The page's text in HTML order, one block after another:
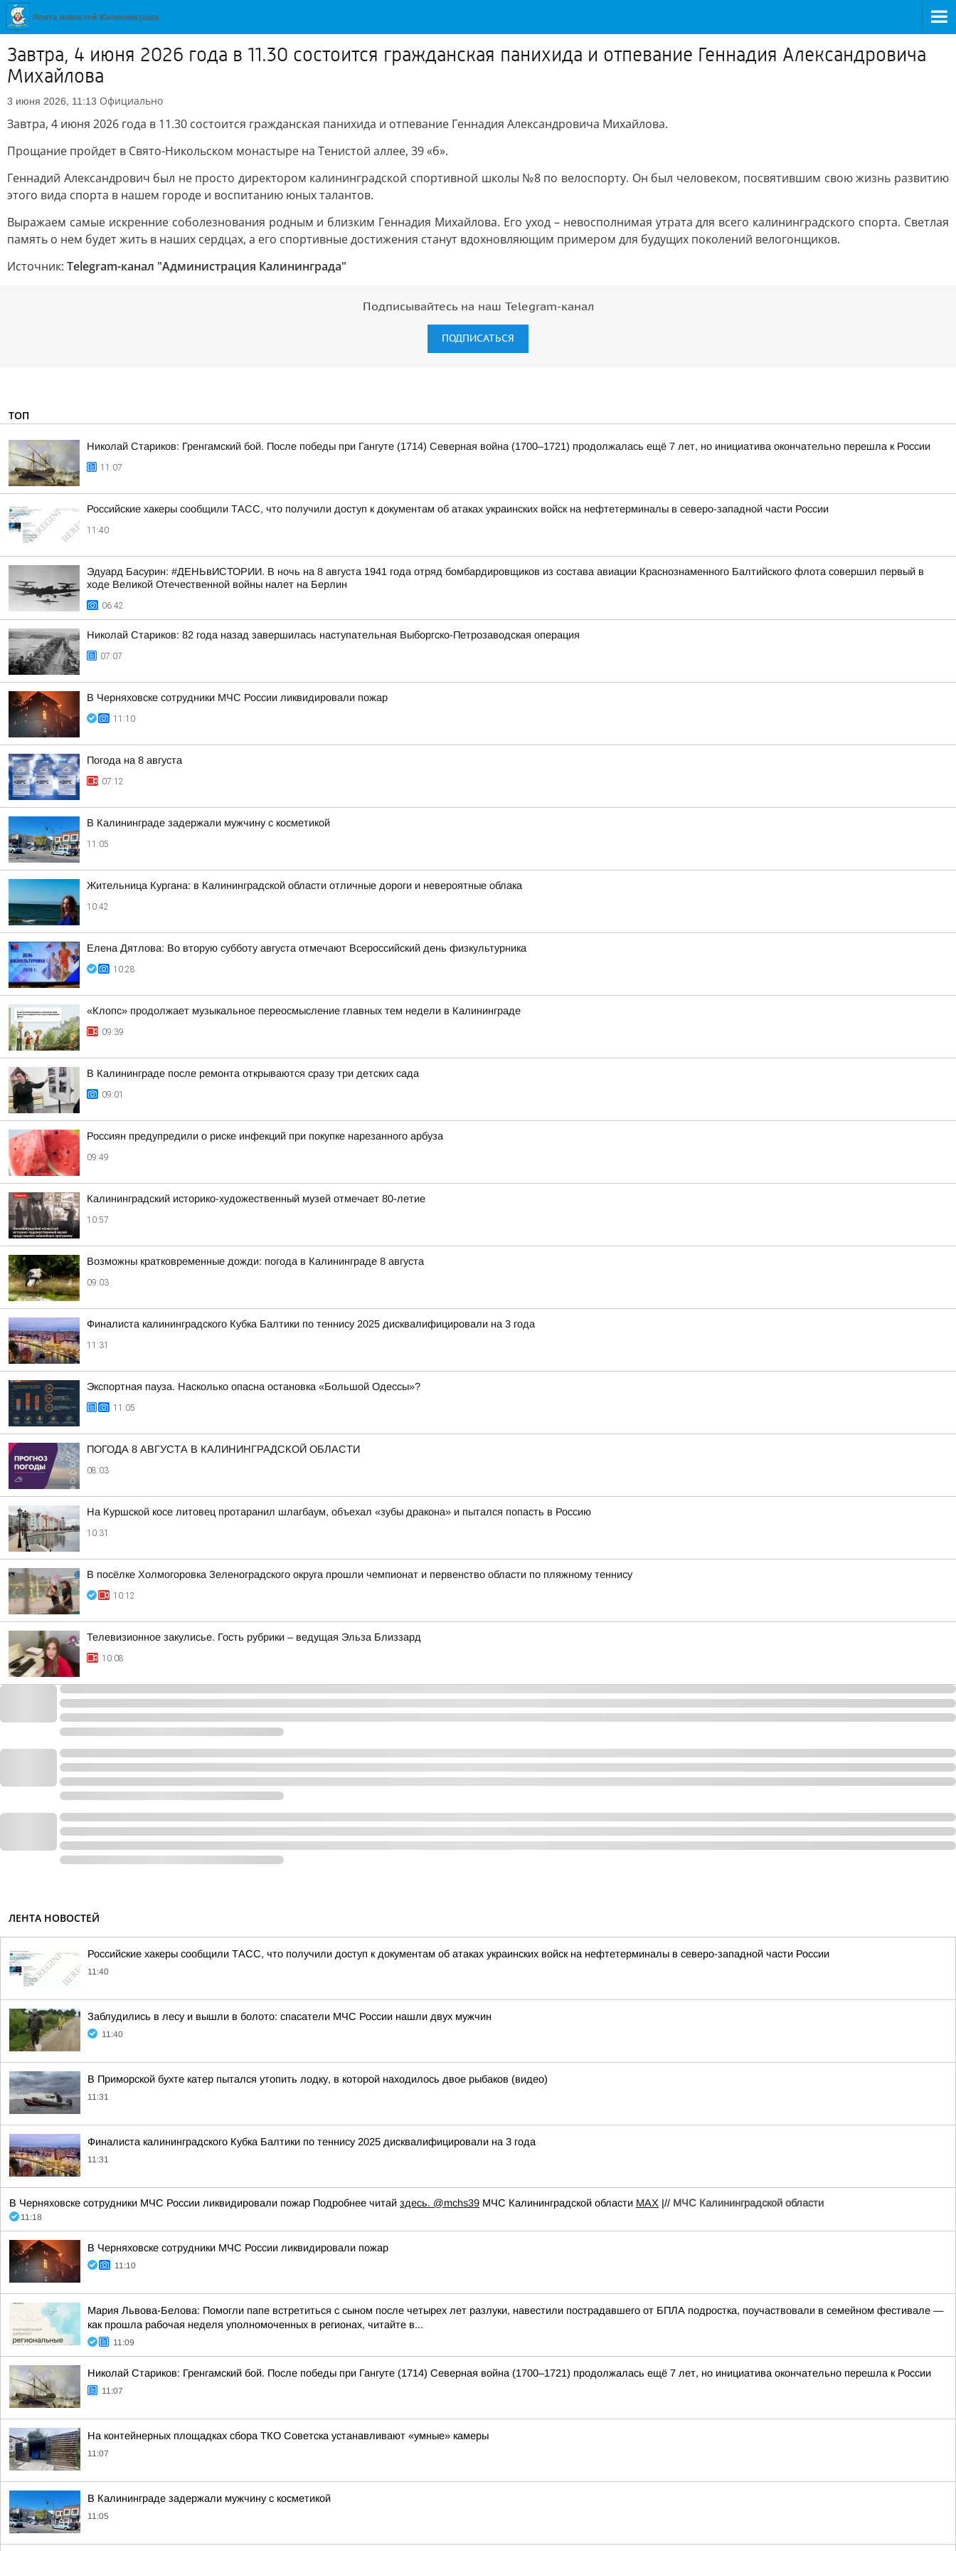
Завтра, 4 июня 2026 года в 11.30 состоится гражданская панихида и отпевание Геннадия Александровича
Михайлова
3 июня 2026, 11:13 Официально
Завтра, 4 июня 2026 года в 11.30 состоится гражданская панихида и отпевание Геннадия Александровича Михайлова.
Прощание пройдет в Свято-Никольском монастыре на Тенистой аллее, 39 «б».
Геннадий Александрович был не просто директором калининградской спортивной школы №8 по велоспорту. Он был человеком, посвятившим свою жизнь развитию
этого вида спорта в нашем городе и воспитанию юных талантов.
Выражаем самые искренние соболезнования родным и близким Геннадия Михайлова. Его уход – невосполнимая утрата для всего калининградского спорта. Светлая
память о нем будет жить в наших сердцах, а его спортивные достижения станут вдохновляющим примером для будущих поколений велогонщиков.
Источник: Telegram-канал "Администрация Калининграда"
Подписывайтесь на наш Telegram-канал
ПОДПИСАТЬСЯ
ТОП
Николай Стариков: Гренгамский бой. После победы при Гангуте (1714) Северная война (1700–1721) продолжалась ещё 7 лет, но инициатива окончательно перешла к России
11:07
Российские хакеры сообщили ТАСС, что получили доступ к документам об атаках украинских войск на нефтетерминалы в северо-западной части России
11:40
Эдуард Басурин: #ДЕНЬвИСТОРИИ. В ночь на 8 августа 1941 года отряд бомбардировщиков из состава авиации Краснознаменного Балтийского флота совершил первый в
ходе Великой Отечественной войны налет на Берлин
06:42
Николай Стариков: 82 года назад завершилась наступательная Выборгско-Петрозаводская операция
07:07
В Черняховске сотрудники МЧС России ликвидировали пожар
11:10
Погода на 8 августа
07:12
В Калининграде задержали мужчину с косметикой
11:05
Жительница Кургана: в Калининградской области отличные дороги и невероятные облака
10:42
Елена Дятлова: Во вторую субботу августа отмечают Всероссийский день физкультурника
10:28
«Клопс» продолжает музыкальное переосмысление главных тем недели в Калининграде
09:39
В Калининграде после ремонта открываются сразу три детских сада
09:01
Россиян предупредили о риске инфекций при покупке нарезанного арбуза
09:49
Калининградский историко-художественный музей отмечает 80-летие
10:57
Возможны кратковременные дожди: погода в Калининграде 8 августа
09:03
Финалиста калининградского Кубка Балтики по теннису 2025 дисквалифицировали на 3 года
11:31
Экспортная пауза. Насколько опасна остановка «Большой Одессы»?
11:05
ПОГОДА 8 АВГУСТА В КАЛИНИНГРАДСКОЙ ОБЛАСТИ
08:03
На Куршской косе литовец протаранил шлагбаум, объехал «зубы дракона» и пытался попасть в Россию
10:31
В посёлке Холмогоровка Зеленоградского округа прошли чемпионат и первенство области по пляжному теннису
10:12
Телевизионное закулисье. Гость рубрики – ведущая Эльза Близзард
10:08
ЛЕНТА НОВОСТЕЙ
Российские хакеры сообщили ТАСС, что получили доступ к документам об атаках украинских войск на нефтетерминалы в северо-западной части России
11:40
Заблудились в лесу и вышли в болото: спасатели МЧС России нашли двух мужчин
11:40
В Приморской бухте катер пытался утопить лодку, в которой находилось двое рыбаков (видео)
11:31
Финалиста калининградского Кубка Балтики по теннису 2025 дисквалифицировали на 3 года
11:31
В Черняховске сотрудники МЧС России ликвидировали пожар Подробнее читай здесь. @mchs39 МЧС Калининградской области MAX |// МЧС Калининградской области
11:18
В Черняховске сотрудники МЧС России ликвидировали пожар
11:10
Мария Львова-Белова: Помогли папе встретиться с сыном после четырех лет разлуки, навестили пострадавшего от БПЛА подростка, поучаствовали в семейном фестивале —
как прошла рабочая неделя уполномоченных в регионах, читайте в...
11:09
Николай Стариков: Гренгамский бой. После победы при Гангуте (1714) Северная война (1700–1721) продолжалась ещё 7 лет, но инициатива окончательно перешла к России
11:07
На контейнерных площадках сбора ТКО Советска устанавливают «умные» камеры
11:07
В Калининграде задержали мужчину с косметикой
11:05